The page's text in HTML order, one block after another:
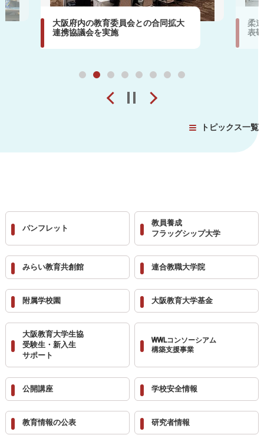
トピックス一覧
大阪府内の教育委員会との合同拡大
連携協議会を実施
柔
表
Prev
パンフレット
教員養成
フラッグシップ大学
みらい教育共創館 連合教職大学院
附属学校園 大阪教育大学基金
大阪教育大学生協
受験生・新入生
サポート
WWLコンソーシアム
構築支援事業
公開講座 学校安全情報
教育情報の公表 研究者情報